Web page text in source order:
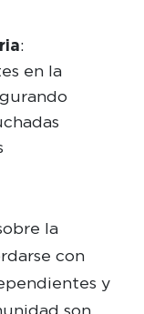
:
en la
la
con
y